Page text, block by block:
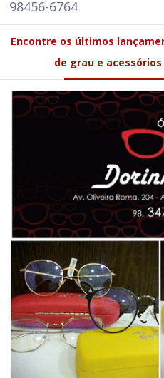
98456-6764
Encontre os últimos
de grau e